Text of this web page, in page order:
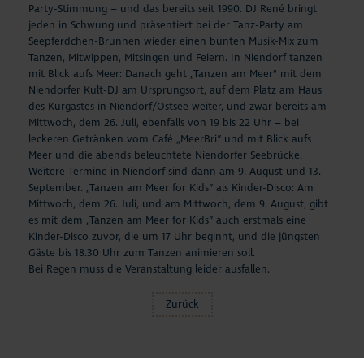
Party-Stimmung – und das bereits seit 1990. DJ René bringt
jeden in Schwung und präsentiert bei der Tanz-Party am
Seepferdchen-Brunnen wieder einen bunten Musik-Mix zum
Tanzen, Mitwippen, Mitsingen und Feiern. In Niendorf tanzen
mit Blick aufs Meer: Danach geht „Tanzen am Meer“ mit dem
Niendorfer Kult-DJ am Ursprungsort, auf dem Platz am Haus
des Kurgastes in Niendorf/Ostsee weiter, und zwar bereits am
Mittwoch, dem 26. Juli, ebenfalls von 19 bis 22 Uhr – bei
leckeren Getränken vom Café „MeerBri” und mit Blick aufs
Meer und die abends beleuchtete Niendorfer Seebrücke.
Weitere Termine in Niendorf sind dann am 9. August und 13.
September. „Tanzen am Meer for Kids” als Kinder-Disco: Am
Mittwoch, dem 26. Juli, und am Mittwoch, dem 9. August, gibt
es mit dem „Tanzen am Meer for Kids” auch erstmals eine
Kinder-Disco zuvor, die um 17 Uhr beginnt, und die jüngsten
Gäste bis 18.30 Uhr zum Tanzen animieren soll.
Bei Regen muss die Veranstaltung leider ausfallen.
Zurück